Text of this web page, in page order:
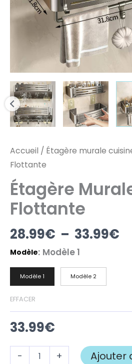
Accueil / Étagère murale
Flottante
Étagère
Flottante
28.99€ – 33.99€
Modèle: Modèle 1
Modèle 1 Modèle 2
EFFACER
33.99€
- + Ajouter